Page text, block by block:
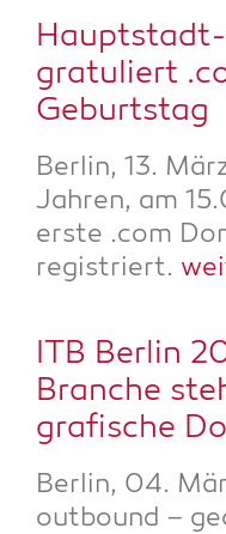
gra­tu­liert
Geburtstag
Ber­lin, 13.
Jah­ren, am
ers­te .com
regis­triert.
ITB Ber­lin
Bran­che
gra­fi­sche
Ber­lin, 04.
out­bound –